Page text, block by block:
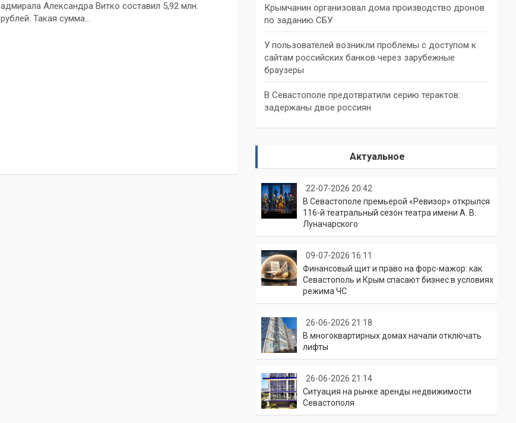
адмирала Александра Витко составил 5,92 млн.
рублей. Такая сумма…
Крымчанин организовал дома производство дронов
по заданию СБУ
У пользователей возникли проблемы с доступом к
сайтам российских банков через зарубежные
браузеры
В Севастополе предотвратили серию терактов:
задержаны двое россиян
Актуальное
22-07-2026 20:42
В Севастополе премьерой «Ревизор» открылся
116-й театральный сезон театра имени А. В.
Луначарского
09-07-2026 16:11
Финансовый щит и право на форс-мажор: как
Севастополь и Крым спасают бизнес в условиях
режима ЧС
26-06-2026 21:18
В многоквартирных домах начали отключать
лифты
26-06-2026 21:14
Ситуация на рынке аренды недвижимости
Севастополя